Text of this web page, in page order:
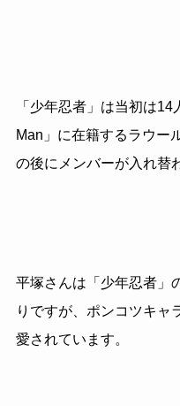
「少年忍者」は当初は
Man」に在籍するラウー
の後にメンバーが入れ替
平塚さんは「少年忍者」
りですが、ポンコツキャ
愛されています。